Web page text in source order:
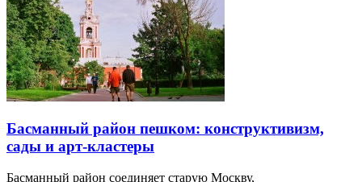
Басманный район пешком: конструктивизм,
сады и арт-кластеры
Басманный район соединяет старую Москву,